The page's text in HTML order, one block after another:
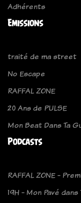
Adhérents
Emissions
traité de ma street
No Escape
RAFFAL ZONE
20 Ans de PULSE
Mon Beat Dans Ta
Podcasts
RAFFAL ZONE -
19H - Mon Pavé dans